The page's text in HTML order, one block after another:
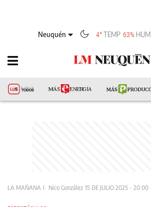
Neuquén 4° TEMP 63% HUM
LA MAÑANA Nico González 15 DE JULIO 2025 - 20:00